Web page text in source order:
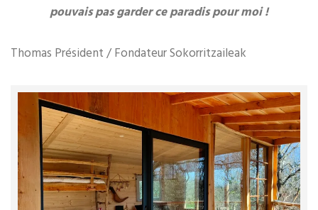
pouvais pas garder ce paradis pour moi !
Thomas Président / Fondateur Sokorritzaileak